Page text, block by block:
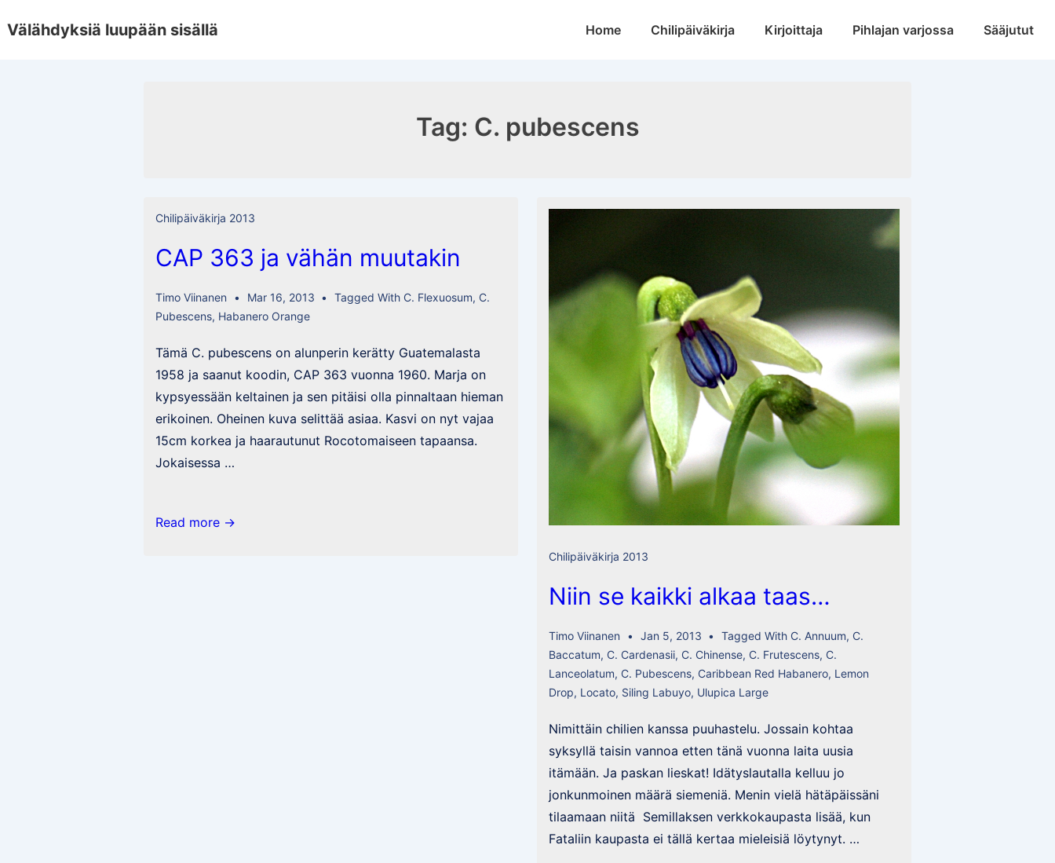
Skip
Välähdyksiä luupään sisällä
MainHome Chilipäiväkirja Kirjoittaja Pihlajan varjossa Sääjutut
Tag: C. pubescens
Chilipäiväkirja 2013
CAP 363 ja vähän muutakin
Timo Viinanen Mar 16, 2013 Tagged With C. Flexuosum, C.
Pubescens, Habanero Orange
Tämä C. pubescens on alunperin kerätty Guatemalasta
1958 ja saanut koodin, CAP 363 vuonna 1960. Marja on
kypsyessään keltainen ja sen pitäisi olla pinnaltaan hieman
erikoinen. Oheinen kuva selittää asiaa. Kasvi on nyt vajaa
15cm korkea ja haarautunut Rocotomaiseen tapaansa.
Jokaisessa …
CAP
Read more →
Chilipäiväkirja 2013
Niin se kaikki alkaa taas…
Timo Viinanen Jan 5, 2013 Tagged With C. Annuum, C.
Baccatum, C. Cardenasii, C. Chinense, C. Frutescens, C.
Lanceolatum, C. Pubescens, Caribbean Red Habanero, Lemon
Drop, Locato, Siling Labuyo, Ulupica Large
Nimittäin chilien kanssa puuhastelu. Jossain kohtaa
syksyllä taisin vannoa etten tänä vuonna laita uusia
itämään. Ja paskan lieskat! Idätyslautalla kelluu jo
jonkunmoinen määrä siemeniä. Menin vielä hätäpäissäni
tilaamaan niitä Semillaksen verkkokaupasta lisää, kun
Fataliin kaupasta ei tällä kertaa mieleisiä löytynyt. …